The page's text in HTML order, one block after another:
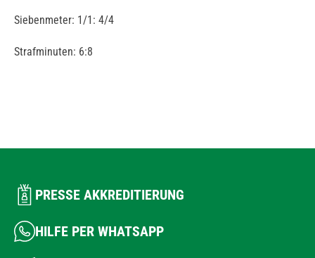
Siebenmeter: 1/1: 4/4
Strafminuten: 6:8
PRESSE AKKREDITIERUNG
HILFE PER WHATSAPP